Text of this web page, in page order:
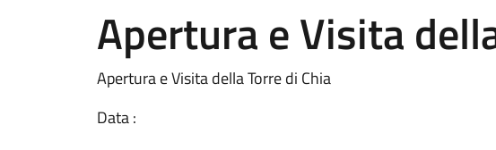
Apertura e Visita
Apertura e Visita della Torre di Chia
Data :